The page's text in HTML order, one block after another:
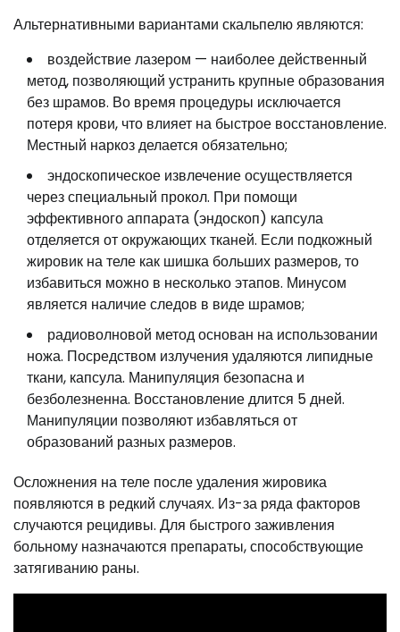
Альтернативными вариантами скальпелю являются:
воздействие лазером — наиболее действенный
метод, позволяющий устранить крупные образования
без шрамов. Во время процедуры исключается
потеря крови, что влияет на быстрое восстановление.
Местный наркоз делается обязательно;
эндоскопическое извлечение осуществляется
через специальный прокол. При помощи
эффективного аппарата (эндоскоп) капсула
отделяется от окружающих тканей. Если подкожный
жировик на теле как шишка больших размеров, то
избавиться можно в несколько этапов. Минусом
является наличие следов в виде шрамов;
радиоволновой метод основан на использовании
ножа. Посредством излучения удаляются липидные
ткани, капсула. Манипуляция безопасна и
безболезненна. Восстановление длится 5 дней.
Манипуляции позволяют избавляться от
образований разных размеров.
Осложнения на теле после удаления жировика
появляются в редкий случаях. Из-за ряда факторов
случаются рецидивы. Для быстрого заживления
больному назначаются препараты, способствующие
затягиванию раны.